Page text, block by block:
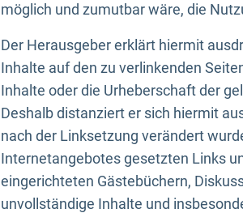
möglich und zumutbar wäre, die
Der Herausgeber erklärt hiermit
Inhalte auf den zu verlinkenden
Inhalte oder die Urheberschaft der
Deshalb distanziert er sich hiermit
nach der Linksetzung verändert
Internetangebotes gesetzten Links
eingerichteten Gästebüchern,
unvollständige Inhalte und